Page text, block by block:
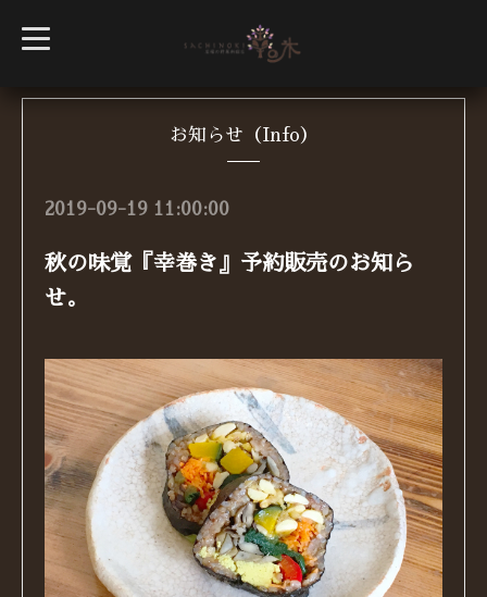
t
o
l
お知らせ（Info）
2019-09-19 11:00:00
秋の味覚『幸巻き』予約販売のお知ら
せ。